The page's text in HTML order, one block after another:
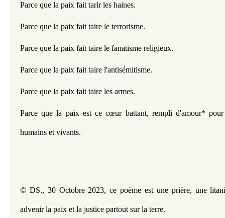
Parce que la paix fait tarir les haines.
Parce que la paix fait taire le terrorisme.
Parce que la paix fait taire le fanatisme religieux.
Parce que la paix fait taire l'antisémitisme.
Parce que la paix fait taire les armes.
Parce que la paix est ce cœur battant, rempli d'amour* pour
humains et vivants.
© DS., 30 Octobre 2023, ce poème est une prière, une
advenir la paix et la justice partout sur la terre.